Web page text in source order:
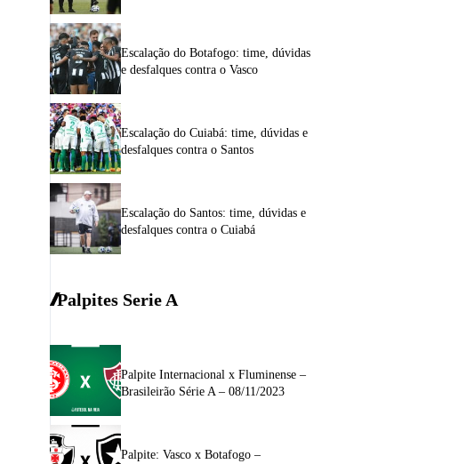
Escalação do Botafogo: time, dúvidas
e desfalques contra o Vasco
Escalação do Cuiabá: time, dúvidas e
desfalques contra o Santos
Escalação do Santos: time, dúvidas e
desfalques contra o Cuiabá
Palpites Serie A
Palpite Internacional x Fluminense –
Brasileirão Série A – 08/11/2023
Palpite: Vasco x Botafogo –